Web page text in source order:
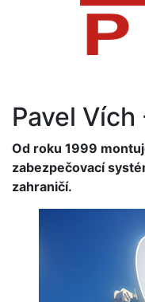
Pavel
Od roku 1999
zabezpečovací
zahraničí.